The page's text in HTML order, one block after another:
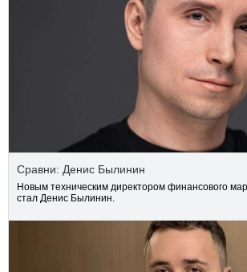
Сравни: Денис Былинин
Новым техническим директором финансового
стал Денис Былинин.